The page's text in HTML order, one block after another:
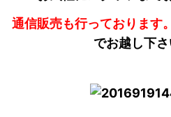
通信販売も行っております。
でお越し下さ